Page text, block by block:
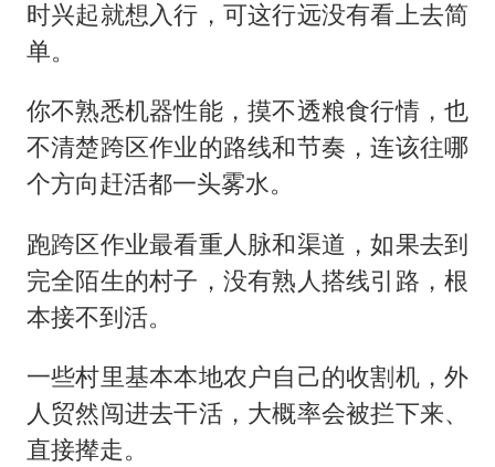
时兴起就想入行，可这行远没有看上去简
单。
你不熟悉机器性能，摸不透粮食行情，也
不清楚跨区作业的路线和节奏，连该往哪
个方向赶活都一头雾水。
跑跨区作业最看重人脉和渠道，如果去到
完全陌生的村子，没有熟人搭线引路，根
本接不到活。
一些村里基本本地农户自己的收割机，外
人贸然闯进去干活，大概率会被拦下来、
直接撵走。